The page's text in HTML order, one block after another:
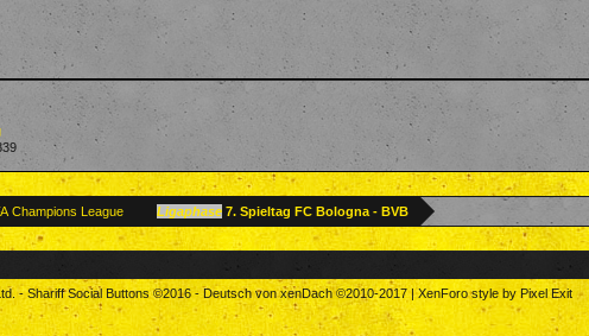
Champions League Ligaphase 7. Spieltag FC Bologna - BVB
-Shariff Social Buttons©2016 -Deutsch von xenDach©2010-2017 | XenForo style by Pixel Exit